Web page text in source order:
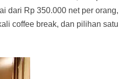
dari Rp 350.000 net per orang,
coffee break, dan pilihan satu